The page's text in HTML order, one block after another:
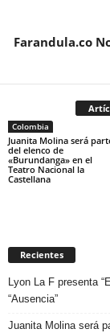
Farandula.co
Colombia
Juanita Molina será
del elenco de
«Burundanga» en el
Teatro Nacional la
Castellana
Recientes
Lyon La F presenta
“Ausencia”
Juanita Molina será